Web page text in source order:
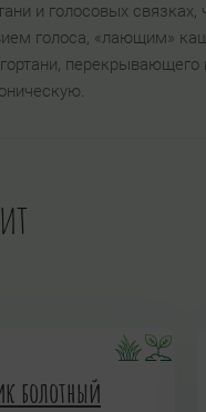
и голосовых связках,
голоса, «лающим»
перекрывающего
болотный